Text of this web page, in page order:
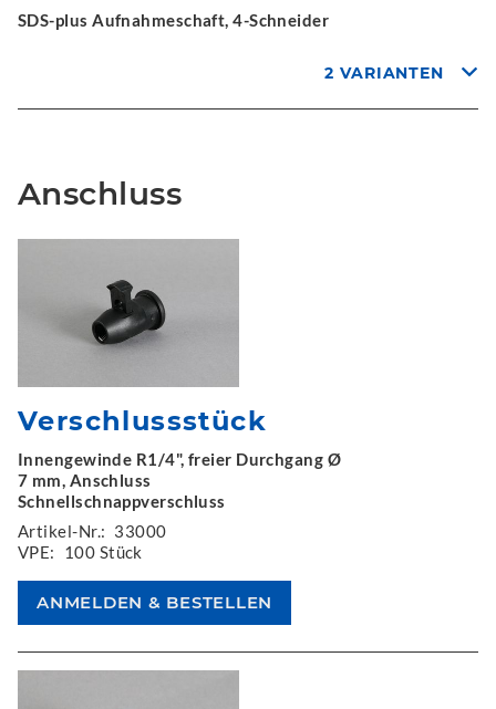
SDS-plus Aufnahmeschaft, 4-Schneider
2 VARIANTEN
Anschluss
Verschlussstück
Innengewinde R1/4", freier Durchgang Ø
7 mm, Anschluss
Schnellschnappverschluss
Artikel-Nr.: 33000
VPE:
100 Stück